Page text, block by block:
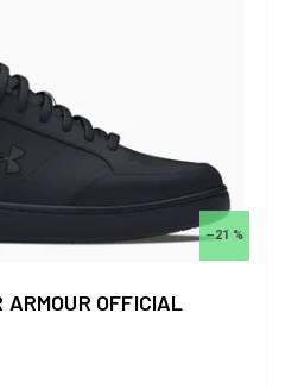
–21 %
ARMOUR OFFICIAL